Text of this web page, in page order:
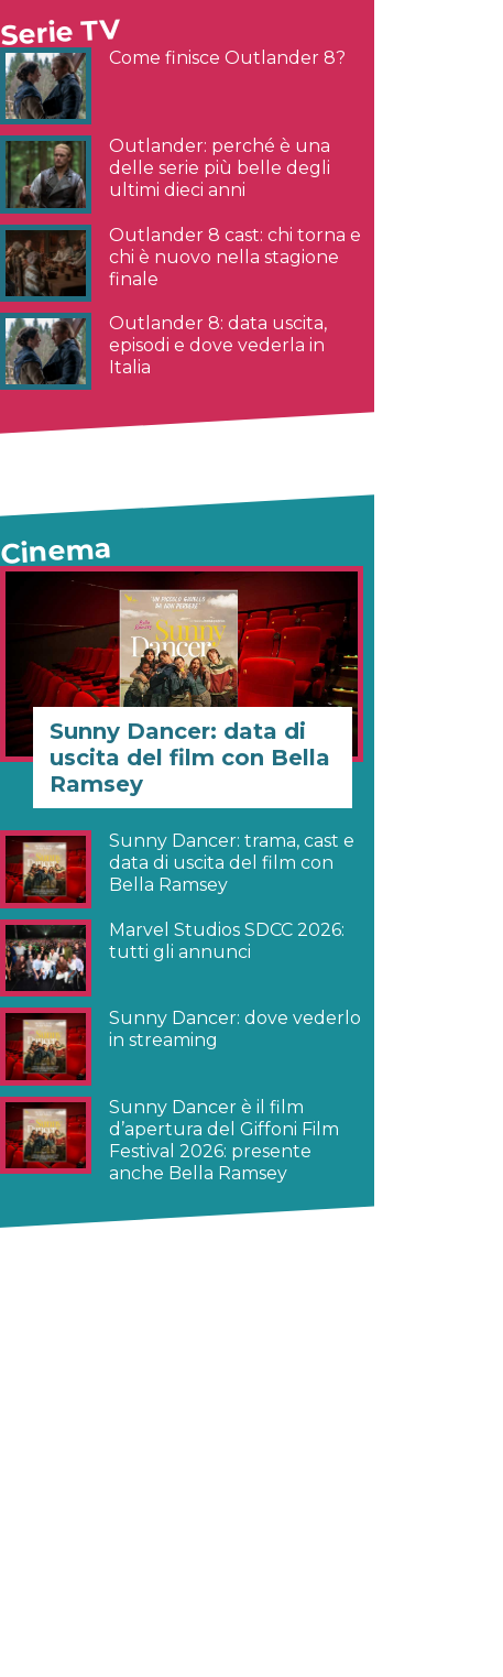
Serie TV
Come finisce Outlander 8?
Outlander: perché è una
delle serie più belle degli
ultimi dieci anni
Outlander 8 cast: chi torna e
chi è nuovo nella stagione
finale
Outlander 8: data uscita,
episodi e dove vederla in
Italia
Cinema
Sunny Dancer: data di
uscita del film con Bella
Ramsey
Sunny Dancer: trama, cast e
data di uscita del film con
Bella Ramsey
Marvel Studios SDCC 2026:
tutti gli annunci
Sunny Dancer: dove vederlo
in streaming
Sunny Dancer è il film
d’apertura del Giffoni Film
Festival 2026: presente
anche Bella Ramsey